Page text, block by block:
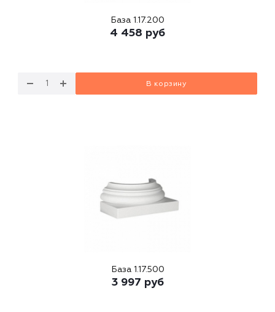
База 1.17.200
4 458 руб
В корзину
База 1.17.500
3 997 руб